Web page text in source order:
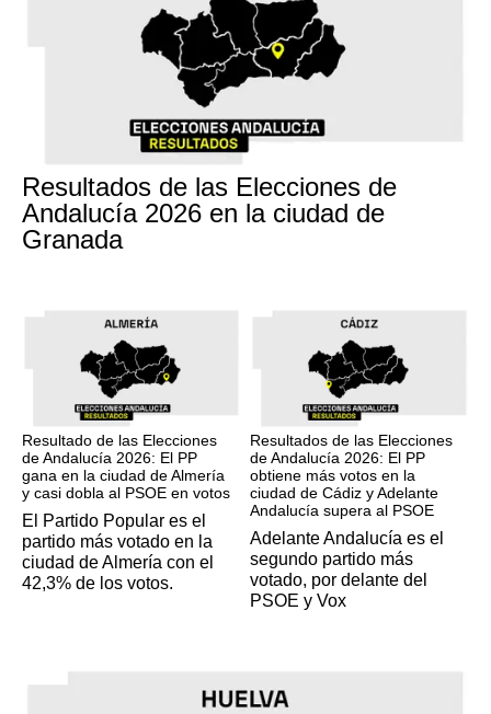
Resultados de las Elecciones de
Andalucía 2026 en la ciudad de
Granada
Resultado de las Elecciones
de Andalucía 2026: El PP
gana en la ciudad de Almería
y casi dobla al PSOE en votos
El Partido Popular es el
partido más votado en la
ciudad de Almería con el
42,3% de los votos.
Resultados de las Elecciones
de Andalucía 2026: El PP
obtiene más votos en la
ciudad de Cádiz y Adelante
Andalucía supera al PSOE
Adelante Andalucía es el
segundo partido más
votado, por delante del
PSOE y Vox